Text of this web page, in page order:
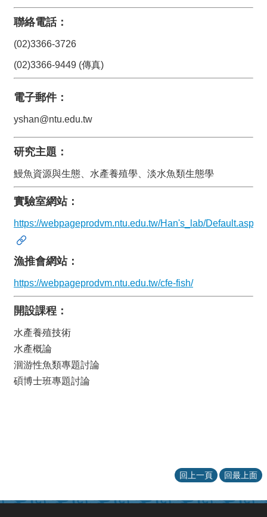
生
專
區
常
用
格
聯絡電話：
(02)3366-3726
(02)3366-9449 (傳真)
電子郵件：
yshan@ntu.edu.tw
研究主題：
鰻魚資源與生態、水產養殖學、淡水魚類生態學
實驗室網站：
https://webpageprodvm.ntu.edu.tw/Han's_lab/Default.aspx
漁推會網站：
https://webpageprodvm.ntu.edu.tw/cfe-fish/
開設課程：
水產養殖技術
水產概論
洄游性魚類專題討論
碩博士班專題討論
回上一頁 回最上面